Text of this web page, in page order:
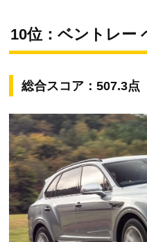
10位：ベントレー
総合スコア：507.3点